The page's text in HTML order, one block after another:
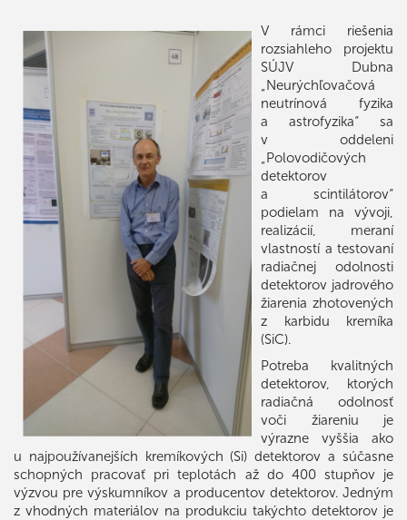
V rámci riešenia
rozsiahleho projektu
SÚJV Dubna
„Neurýchľovačová
neutrínová fyzika
a astrofyzika“ sa
v oddeleni
„Polovodičových
detektorov
a scintilátorov“
podielam na vývoji,
realizácií, meraní
vlastností a testovaní
radiačnej odolnosti
detektorov jadrového
žiarenia zhotovených
z karbidu kremíka
(SiC).
Potreba kvalitných
detektorov, ktorých
radiačná odolnosť
voči žiareniu je
výrazne vyššia ako
u najpoužívanejších kremíkových (Si) detektorov a súčasne
schopných pracovať pri teplotách až do 400 stupňov je
výzvou pre výskumníkov a producentov detektorov. Jedným
z vhodných materiálov na produkciu takýchto detektorov je